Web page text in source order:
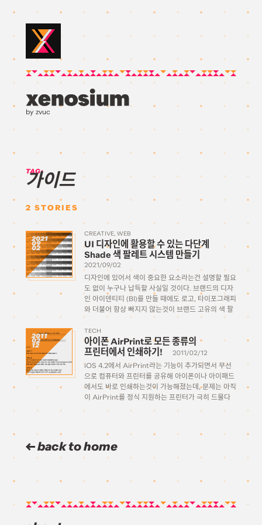
by zvuc
TAG:
가이드
2 STORIES
2021
09
02
CREATIVE WEB
UI 디자인에 활용할 수 있는 다단계
Shade 색 팔레트 시스템 만들기
2021/09/02
디자인에 있어서 색이 중요한 요소라는건 설명할 필요
도 없이 누구나 납득할 사실일 것이다. 브랜드의 디자
인 아이덴티티 (BI)를 만들 때에도 로고, 타이포그래피
와 더불어 항상 빠지지 않는것이 브랜드 고유의 색 팔
레트다. 코카콜라 하면 빨강색, 삼성 하면 파랑색… 하
듯이 브랜드가 지정한 시그니쳐 컬러가 있다. 보통 로
고에서 […]
2011
02
12
TECH
아이폰 AirPrint로 모든 종류의
프린터에서 인쇄하기!
2011/02/12
iOS 4.2에서 AirPrint라는 기능이 추가되면서 무선
으로 컴퓨터와 프린터를 공유해 아이폰이나 아이패드
에서도 바로 인쇄하는것이 가능해졌는데, 문제는 아직
이 AirPrint를 정식 지원하는 프린터가 극히 드물다
back to home